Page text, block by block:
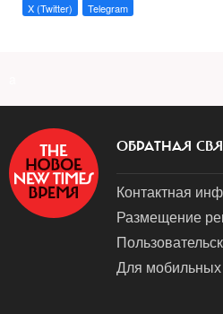
X (Twitter) Telegram
ОБРАТНАЯ
Контактная
Размещение
Для мобильных